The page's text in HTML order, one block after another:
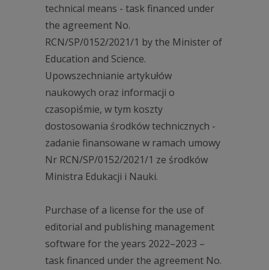
technical means - task financed under
the agreement No.
RCN/SP/0152/2021/1 by the Minister of
Education and Science.
Upowszechnianie artykułów
naukowych oraz informacji o
czasopiśmie, w tym koszty
dostosowania środków technicznych -
zadanie finansowane w ramach umowy
Nr RCN/SP/0152/2021/1 ze środków
Ministra Edukacji i Nauki.
Purchase of a license for the use of
editorial and publishing management
software for the years 2022–2023 –
task financed under the agreement No.